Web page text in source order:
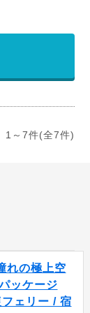
1～7件(全7件)
れの極上空
ッケージ
フェリー / 宿